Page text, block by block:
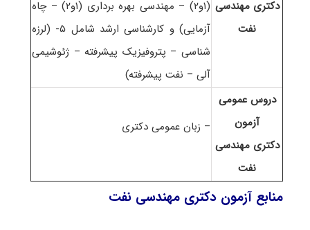
دکتری مهندسی
نفت
(۱و۲) – مهندسی بهره برداری (۱و۲) – چاه
آزمایی) و کارشناسی ارشد شامل ۵- (لرزه
شناسی – پتروفیزیک پیشرفته – ژئوشیمی
آلی – نفت پیشرفته)
دروس عمومی
آزمون
دکتری مهندسی
نفت
– زبان عمومی دکتری
منابع آزمون دکتری مهندسی نفت